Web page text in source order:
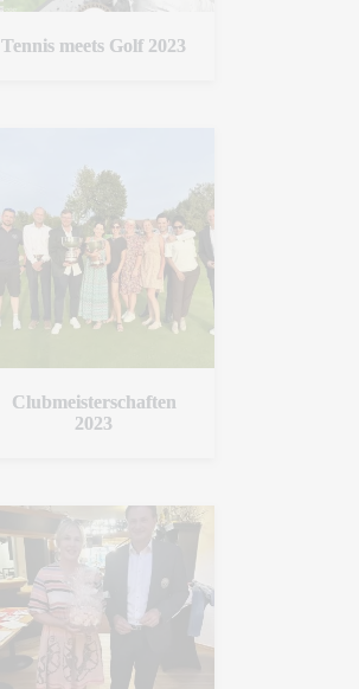
Tennis meets Golf 2023
Clubmeisterschaften
2023